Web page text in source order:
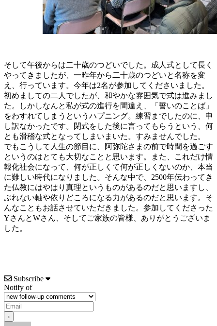
そして午後からは二十歳のつどいでした。成人式として長く
やってきましたが、一昨年から二十歳のつどいと名称を変
え、行っています。今年は2名が参加してくださいました。
初めましての二人でしたが、和やかな雰囲気で式は進みまし
た。しかしなんと私が式の進行を間違え、「誓いのことば」
をわすれてしまうというハプニング。練習までしたのに、申
し訳なかったです。閉式をした後に言ってもらうという、何
とも滑稽な式となってしまいまいた。すみませんでした。
でもこうして人生の節目に、阿弥陀さまの前で時間を過ごす
というのはとても大切なことと思います。また、これだけ情
報化社会になって、何が正しくて何が正しくないのか、本当
に難しい時代になりました。そんな中で、2500年伝わってき
た仏教にはやはり真理というものがあるのだと思いますし、
ぶれない軸や依りどころになる力があるのだと思います。そ
んなこともお話させていただきました。参加してくださった
YさんとWさん、そしてご家族の皆様、ありがとうございま
した。
Subscribe
Notify of